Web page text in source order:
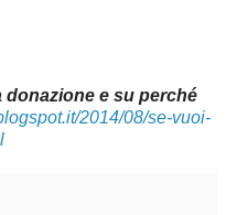
e su perché
2014/08/se-vuoi-